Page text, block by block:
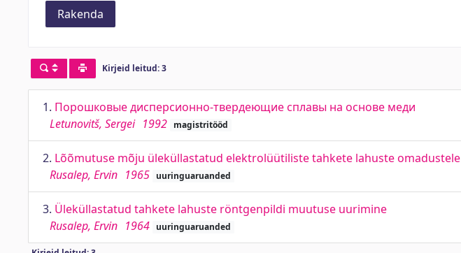
Rakenda
Kirjeid leitud: 3
1. Порошковые дисперсионно-твердеющие сплавы на основе меди
Letunovitš, Sergei 1992 magistritööd
2. Lõõmutuse mõju üleküllastatud elektrolüütiliste tahkete lahuste omadustele
Rusalep, Ervin 1965 uuringuaruanded
3. Üleküllastatud tahkete lahuste röntgenpildi muutuse uurimine
Rusalep, Ervin 1964 uuringuaruanded